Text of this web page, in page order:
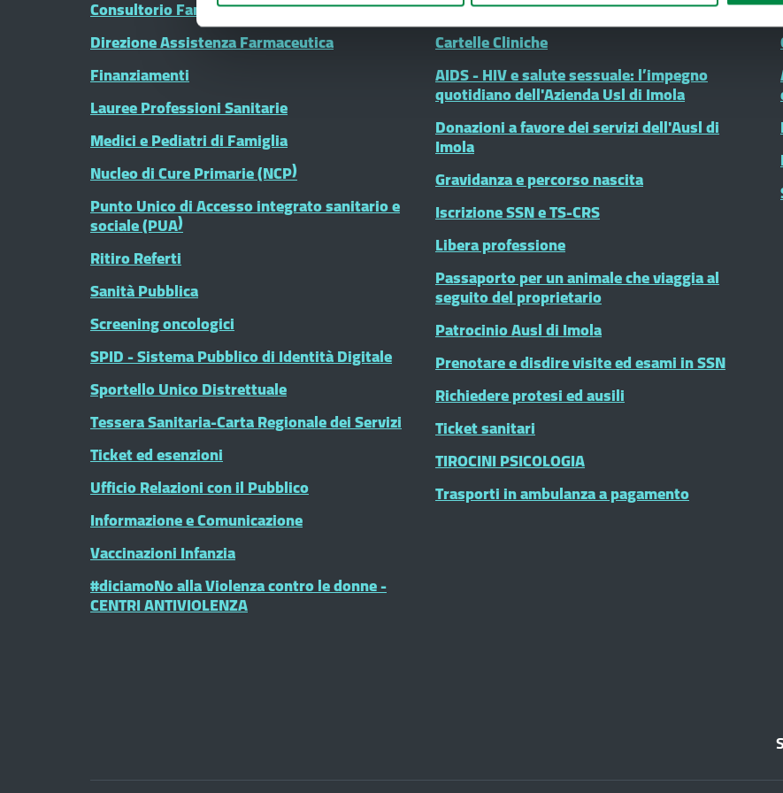
Consultorio Familiare
Direzione Assistenza Farmaceutica
Finanziamenti
Lauree Professioni Sanitarie
Medici e Pediatri di Famiglia
Nucleo di Cure Primarie (NCP)
Punto Unico di Accesso integrato sanitario e
sociale (PUA)
Ritiro Referti
Sanità Pubblica
Screening oncologici
SPID - Sistema Pubblico di Identità Digitale
Sportello Unico Distrettuale
Tessera Sanitaria-Carta Regionale dei Servizi
Ticket ed esenzioni
Ufficio Relazioni con il Pubblico
Informazione e Comunicazione
Vaccinazioni Infanzia
#diciamoNo alla Violenza contro le donne -
CENTRI ANTIVIOLENZA
autistici (ASD)
Cartelle Cliniche
AIDS - HIV e salute sessuale: l’impegno
quotidiano dell'Azienda Usl di Imola
Donazioni a favore dei servizi dell'Ausl di
Imola
Gravidanza e percorso nascita
Iscrizione SSN e TS-CRS
Libera professione
Passaporto per un animale che viaggia al
seguito del proprietario
Patrocinio Ausl di Imola
Prenotare e disdire visite ed esami in SSN
Richiedere protesi ed ausili
Ticket sanitari
TIROCINI PSICOLOGIA
Trasporti in ambulanza a pagamento